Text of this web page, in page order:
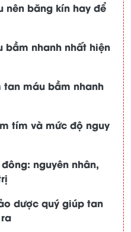
nên băng kín hay để
bầm nhanh nhất hiện
máu bầm nhanh
tím và mức độ nguy
nguyên nhân,
dược quý giúp tan